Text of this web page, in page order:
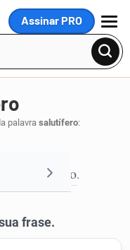
Assinar PRO
MENU
palavrasalutífero:
benfazejo, são.